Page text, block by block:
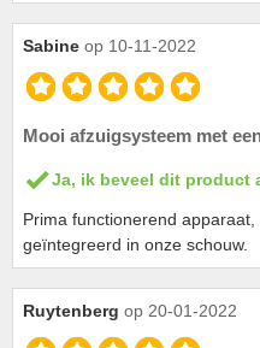
Sabine op 10-11-2022
Mooi afzuigsysteem met
Ja, ik beveel dit product
Prima functionerend
geïntegreerd in onze schouw.
Ruytenberg op 20-01-2022